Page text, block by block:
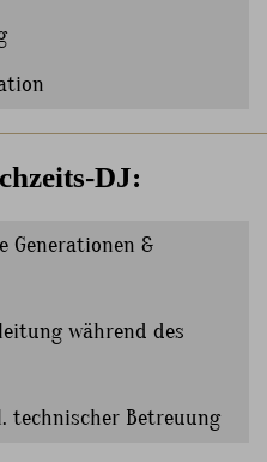
DJ:
Generationen &
während des
technischer Betreuung